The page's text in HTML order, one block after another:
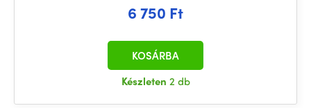
6 750 Ft
Készleten 2 db
KOSÁRBA